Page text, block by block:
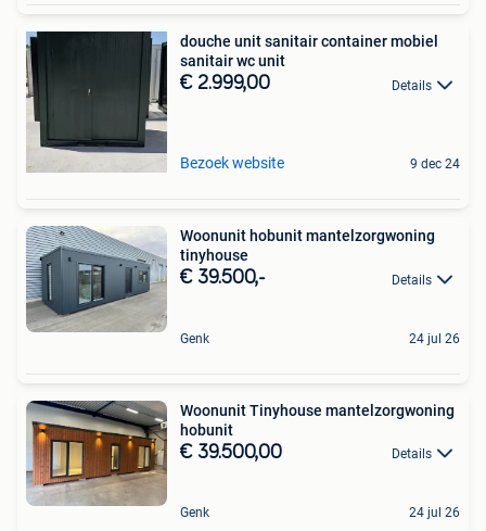
douche unit sanitair container mobiel
sanitair wc unit
€ 2.999,00 Details
Bezoek website 9 dec 24
Woonunit hobunit mantelzorgwoning
tinyhouse
€ 39.500,- Details
Genk 24 jul 26
Woonunit Tinyhouse mantelzorgwoning
hobunit
€ 39.500,00 Details
Genk 24 jul 26